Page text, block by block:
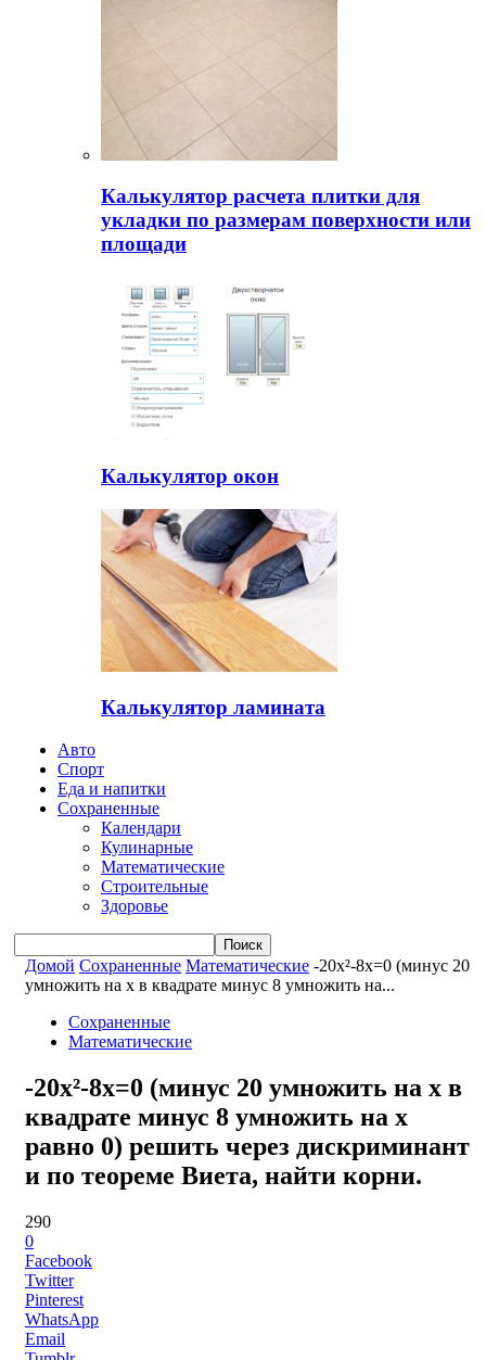
Калькулятор расчета плитки для
укладки по размерам поверхности или
площади
Калькулятор окон
Калькулятор ламината
Авто
Спорт
Еда и напитки
Сохраненные
Календари
Кулинарные
Математические
Строительные
Здоровье
Домой Сохраненные Математические -20x²-8x=0 (минус 20
умножить на x в квадрате минус 8 умножить на...
Сохраненные
Математические
-20x²-8x=0 (минус 20 умножить на x в
квадрате минус 8 умножить на x
равно 0) решить через дискриминант
и по теореме Виета, найти корни.
290
0
Facebook
Twitter
Pinterest
WhatsApp
Email